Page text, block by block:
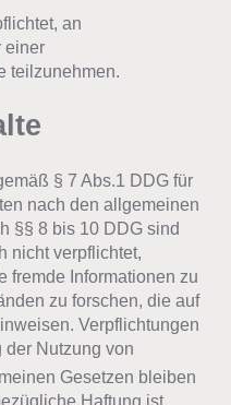
an
einer
teilzunehmen.
§ 7 Abs.1 DDG für
nach den allgemeinen
§§ 8 bis 10 DDG sind
nicht verpflichtet,
fremde Informationen zu
zu forschen, die auf
Verpflichtungen
der Nutzung von
Gesetzen bleiben
Haftung ist